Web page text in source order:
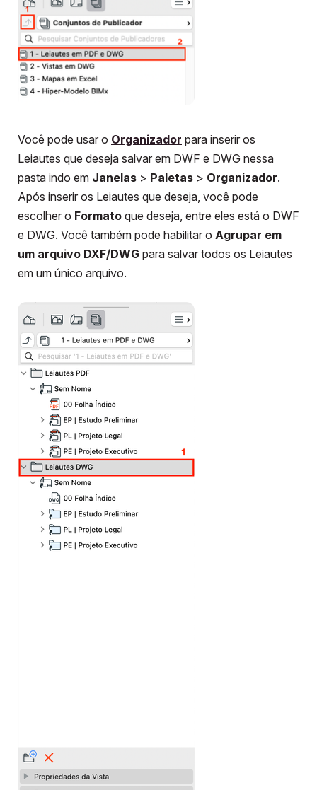
Você pode usar o Organizador para inserir os
Leiautes que deseja salvar em DWF e DWG nessa
pasta indo em Janelas > Paletas > Organizador.
Após inserir os Leiautes que deseja, você pode
escolher o Formato que deseja, entre eles está o DWF
e DWG. Você também pode habilitar o Agrupar em
um arquivo DXF/DWG para salvar todos os Leiautes
em um único arquivo.